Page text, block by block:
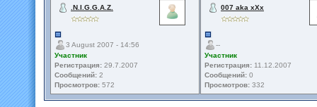
.N.I.G.G.A.Z.
3 August 2007 - 14:56
Участник
Регистрация: 29.7.2007
Сообщений: 2
Просмотров: 572
007 aka xXx
--
Участник
Регистрация: 11.12.2007
Сообщений: 0
Просмотров: 332